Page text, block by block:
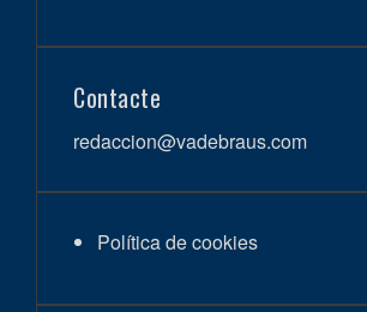
Contacte
redaccion@vadebraus.com
Política de cookies